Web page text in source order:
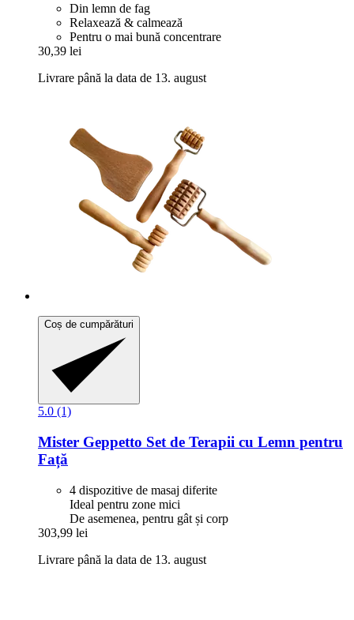
Din lemn de fag
Relaxează & calmează
Pentru o mai bună concentrare
30,39 lei
Livrare până la data de 13. august
Coș de cumpărături
5.0 (1)
Mister Geppetto Set de Terapii cu Lemn pentru
Față
4 dispozitive de masaj diferite
Ideal pentru zone mici
De asemenea, pentru gât și corp
303,99 lei
Livrare până la data de 13. august